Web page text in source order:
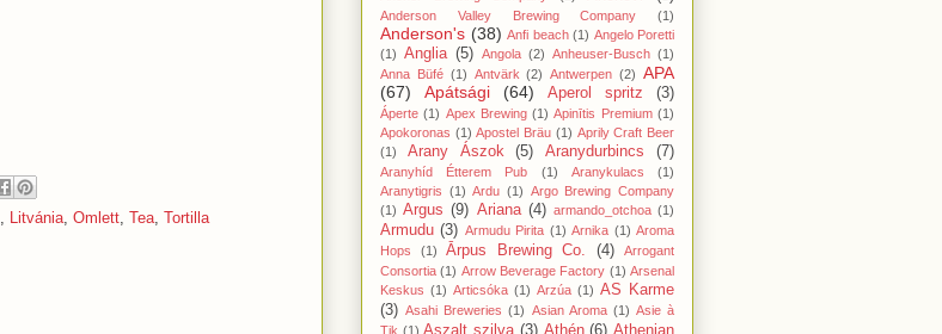
, Litvánia, Omlett, Tea, Tortilla
Anderson Valley Brewing Company (1)
Anderson's (38) Anfi beach (1) Angelo Poretti
(1) Anglia (5) Angola (2) Anheuser-Busch (1)
Anna Büfé (1) Antvärk (2) Antwerpen (2) APA
(67)
Apátsági (64) Aperol spritz (3)
Áperte (1) Apex Brewing (1) Apinītis Premium (1)
Apokoronas (1) Apostel Bräu (1) Aprily Craft Beer
(1)
Arany Ászok (5) Aranydurbincs (7)
Aranyhíd Étterem Pub (1) Aranykulacs
(1)
Aranytigris (1) Ardu (1) Argo Brewing Company
(1) Argus (9) Ariana (4) armando_otchoa (1)
Armudu (3) Armudu Pirita (1) Arnika (1) Aroma
Hops
(1) Ārpus Brewing Co. (4)
Arrogant
Consortia (1) Arrow Beverage Factory (1) Arsenal
Keskus (1) Articsóka (1) Arzúa (1) AS Karme
(3) Asahi Breweries (1) Asian Aroma (1) Asie à
Tik (1) Aszalt szilva (3) Athén (6) Athenian